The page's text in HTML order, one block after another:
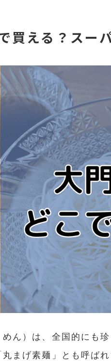
買える？スー
ん）は、全国的にも
まげ素麺」とも呼ばれ